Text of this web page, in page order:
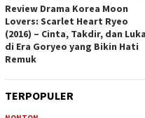
Review Drama Korea Moon
Lovers: Scarlet Heart Ryeo
(2016) – Cinta, Takdir, dan Luka
di Era Goryeo yang Bikin Hati
Remuk
TERPOPULER